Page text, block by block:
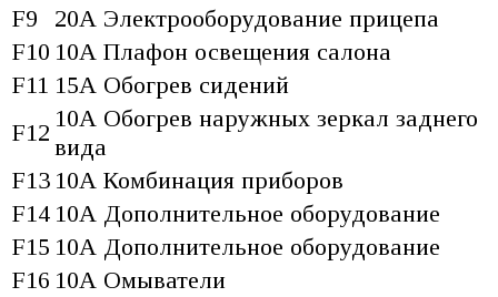
F9
20А Электрооборудование прицепа
F10 10А Плафон освещения салона
F11 15А Обогрев сидений
F12
10А Обогрев наружных зеркал заднего
вида
F13 10А Комбинация приборов
F14 10А Дополнительное оборудование
F15 10А Дополнительное оборудование
F16 10А Омыватели